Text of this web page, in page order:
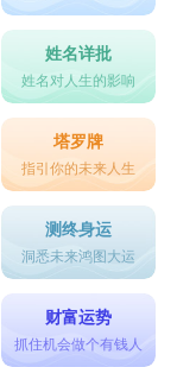
么在学习，
的话，你就要
四小时不停去
电话。天蝎男
没空回复，却
你很闲，不会
姓名详批
姓名对人生的影响
塔罗牌
指引你的未来人生
测终身运
洞悉未来鸿图大运
财富运势
抓住机会做个有钱人